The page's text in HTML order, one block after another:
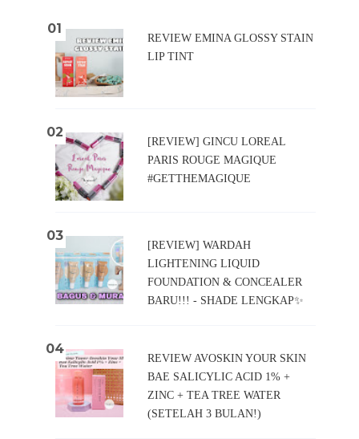
REVIEW EMINA GLOSSY STAIN
LIP TINT
[REVIEW] GINCU LOREAL
PARIS ROUGE MAGIQUE
#GETTHEMAGIQUE
[REVIEW] WARDAH
LIGHTENING LIQUID
FOUNDATION & CONCEALER
BARU!!! - SHADE LENGKAP✨
REVIEW AVOSKIN YOUR SKIN
BAE SALICYLIC ACID 1% +
ZINC + TEA TREE WATER
(SETELAH 3 BULAN!)